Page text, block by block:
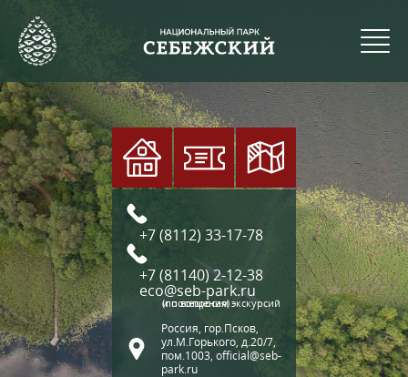
+7 (8112) 33-17-78
+7 (81140) 2-12-38
eco@seb-park.ru
(по вопросам экскурсий и посещения)
Россия, гор.Псков,
ул.М.Горького, д.20/7,
пом.1003, official@seb-
park.ru